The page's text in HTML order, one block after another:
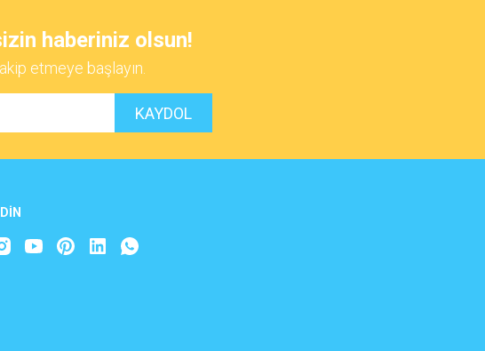
haberiniz olsun!
etmeye başlayın.
KAYDOL